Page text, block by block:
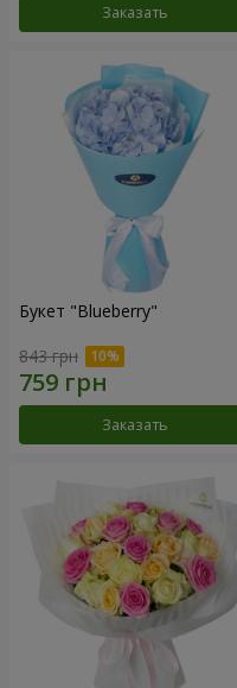
Заказать
Букет "Blueberry"
843 грн
Заказать